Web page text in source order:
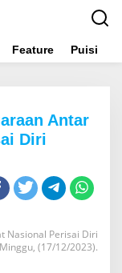
Feature Puisi
Antar
Diri
Nasional Perisai Diri
(17/12/2023).